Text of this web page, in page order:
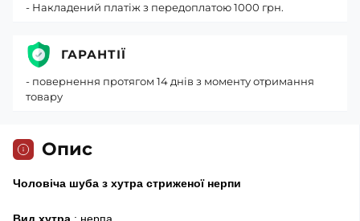
Опис
Чоловіча шуба з хутра стриженої нерпи
- Накладений платіж з передоплатою 1000 грн.
ГАРАНТІЇ
- повернення протягом 14 днів з моменту отримання
товару